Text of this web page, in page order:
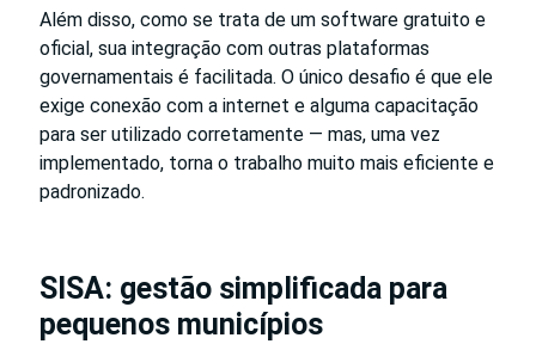
Além disso, como se trata de um software gratuito e
oficial, sua integração com outras plataformas
governamentais é facilitada. O único desafio é que ele
exige conexão com a internet e alguma capacitação
para ser utilizado corretamente — mas, uma vez
implementado, torna o trabalho muito mais eficiente e
padronizado.
SISA: gestão simplificada para
pequenos municípios